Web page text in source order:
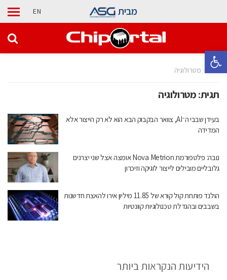
פתח סרגל נגישות
מבית EN
בית מטרולוגיה
תגית:מטרולוגיה
בעידן שבבי ה־AI, צוואר הבקבוק הבא הוא לא רק הייצור אלא
המדידה
נובה: פלטפורמת Nova Metrion אומצה אצל שני יצרנים
גלובליים מובילים לייצור לוגיקה וזיכרון
הולנד פותחת קול קורא של 11.85 מיליון אירו להאצת חדשנות
בשבבים ובהגדלת טכנולוגיות קוונטיות
הידיעות הנקראות ביותר